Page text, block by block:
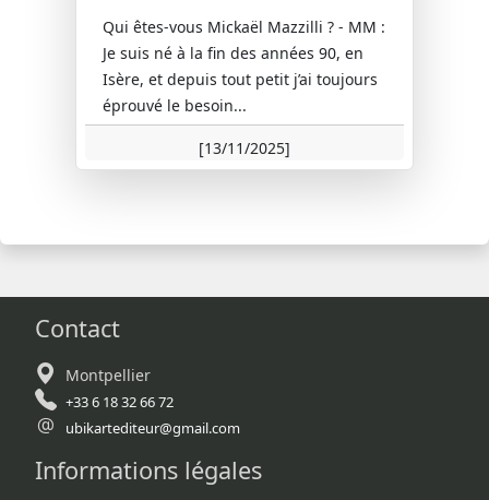
Qui êtes-vous Mickaël Mazzilli ? - MM :
Je suis né à la fin des années 90, en
Isère, et depuis tout petit j’ai toujours
éprouvé le besoin...
[13/11/2025]
Contact
Montpellier
+33 6 18 32 66 72
ubikartediteur@gmail.com
Informations légales